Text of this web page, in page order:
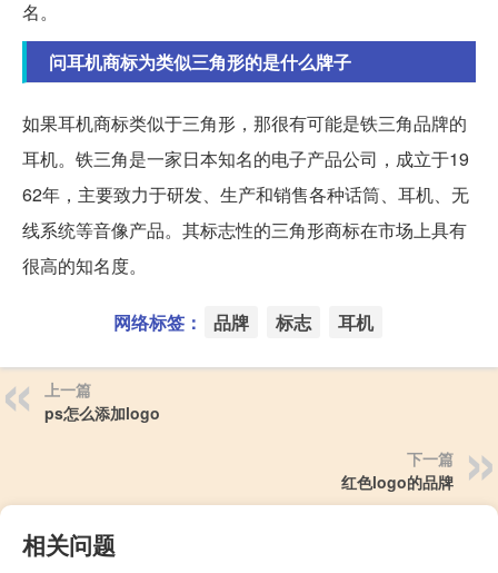
名。
问耳机商标为类似三角形的是什么牌子
如果耳机商标类似于三角形，那很有可能是铁三角品牌的
耳机。铁三角是一家日本知名的电子产品公司，成立于19
62年，主要致力于研发、生产和销售各种话筒、耳机、无
线系统等音像产品。其标志性的三角形商标在市场上具有
很高的知名度。
网络标签： 品牌 标志 耳机
上一篇
ps怎么添加logo
下一篇
红色logo的品牌
相关问题